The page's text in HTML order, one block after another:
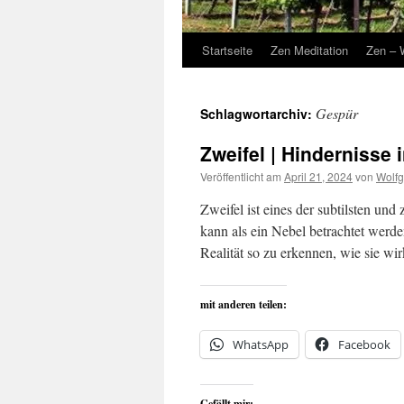
Startseite Zen Meditation Zen –
Schlagwortarchiv: Gespür
Zweifel | Hindernisse
Veröffentlicht am April 21, 2024von
Zweifel ist eines der subtilsten
kann als ein Nebel betrachtet
Realität so zu erkennen, wie sie
mit anderen teilen:
WhatsApp Facebook